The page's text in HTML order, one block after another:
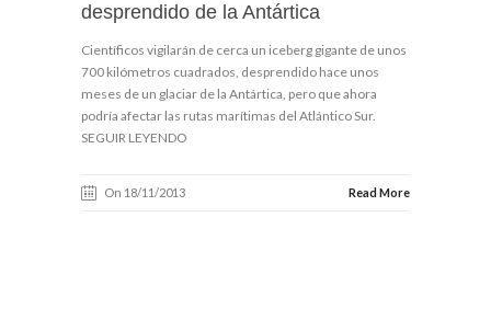
desprendido de la Antártica
Científicos vigilarán de cerca un iceberg gigante de unos
700 kilómetros cuadrados, desprendido hace unos
meses de un glaciar de la Antártica, pero que ahora
podría afectar las rutas marítimas del Atlántico Sur.
SEGUIR LEYENDO
On 18/11/2013 Read More